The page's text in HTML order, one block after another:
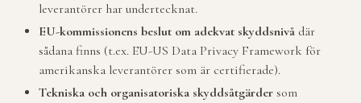
leverantörer har undertecknat.
EU-kommissionens beslut om adekvat skyddsnivå där
sådana finns (t.ex. EU-US Data Privacy Framework för
amerikanska leverantörer som är certifierade).
Tekniska och organisatoriska skyddsåtgärder som